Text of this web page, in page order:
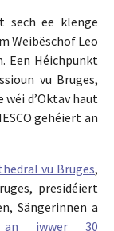
sech ee klenge
Weibëschof Leo
Een Héichpunkt
vu Bruges,
d’Oktav haut
gehéiert an
vu Bruges,
presidéiert
Sängerinnen a
an iwwer 30